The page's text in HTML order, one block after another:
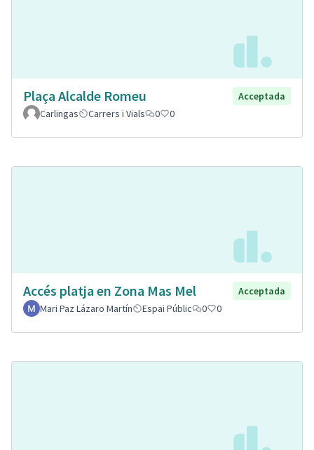
Plaça Alcalde Romeu
Acceptada
Carlingas
Carrers i Vials 0 0
Accés platja en Zona Mas Mel
Acceptada
Mari Paz Lázaro Martín
Espai Públic 0 0